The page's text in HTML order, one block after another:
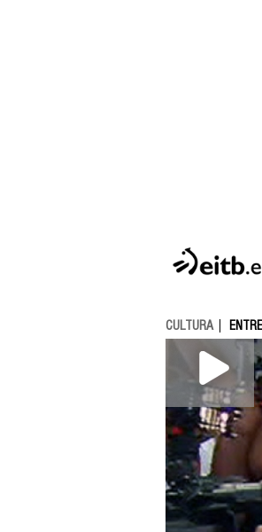
CULTURA